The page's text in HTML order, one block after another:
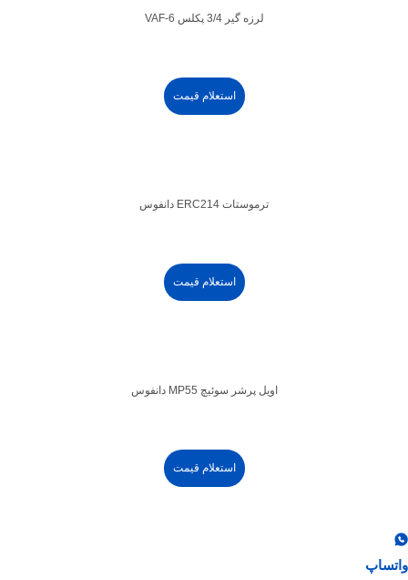
لرزه گیر 3/4 پکلس VAF-6
استعلام قیمت
ترموستات ERC214 دانفوس
استعلام قیمت
اویل پرشر سوئیچ MP55 دانفوس
استعلام قیمت
واتساپ